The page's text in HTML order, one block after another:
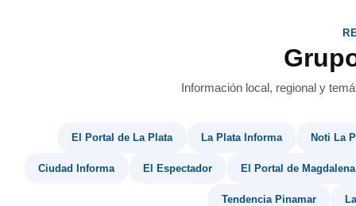
Información local, regional y
El Portal de La Plata La Plata Informa Noti La
Ciudad Informa El Espectador El Portal de Magdalena
Tendencia Pinamar